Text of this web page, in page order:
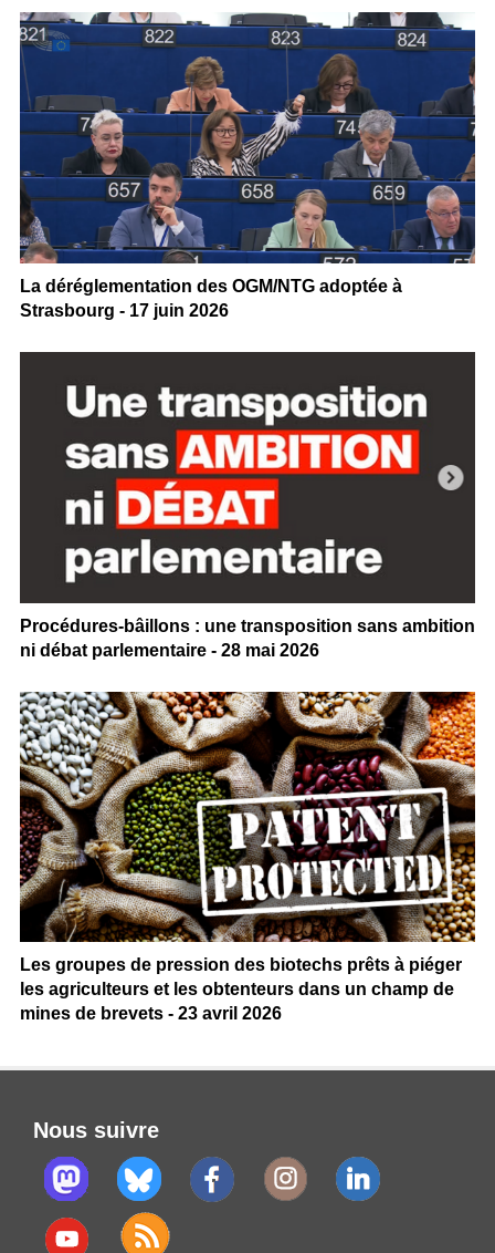
La déréglementation des OGM/NTG adoptée à
Strasbourg - 17 juin 2026
Procédures-bâillons : une transposition sans ambition
ni débat parlementaire - 28 mai 2026
Les groupes de pression des biotechs prêts à piéger
les agriculteurs et les obtenteurs dans un champ de
mines de brevets - 23 avril 2026
Nous suivre